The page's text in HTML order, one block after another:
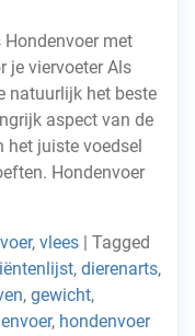
Hondenvoer met
je viervoeter Als
natuurlijk het beste
aspect van de
het juiste voedsel
Hondenvoer
, vlees | Tagged
, dierenarts,
, gewicht,
, hondenvoer